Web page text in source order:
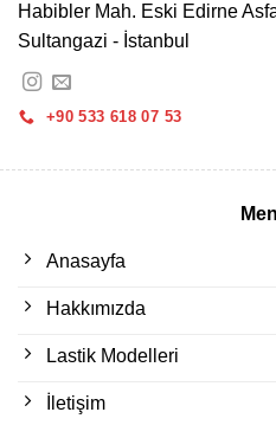
Habibler Mah. Eski Edirne
Sultangazi - İstanbul
+90 533 618 07 53
Anasayfa
Hakkımızda
Lastik Modelleri
İletişim